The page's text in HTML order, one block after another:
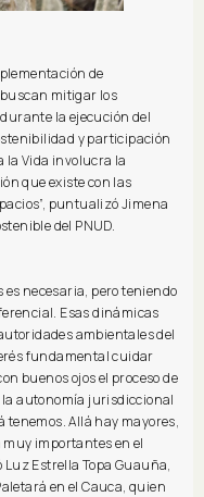
de
mitigar los
la ejecución del
y participación
la Vida involucra la
que existe con las
puntualizó Jimena
del PNUD.
necesaria, pero teniendo
Esas dinámicas
ambientales del
fundamental cuidar
buenos ojos el proceso de
autonomía jurisdiccional
Allá hay mayores,
importantes en el
Estrella Topa Guauña,
en el Cauca, quien